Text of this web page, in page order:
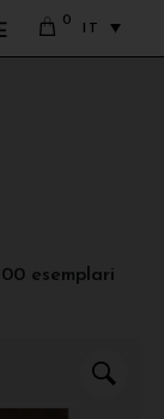
0
IT
esemplari